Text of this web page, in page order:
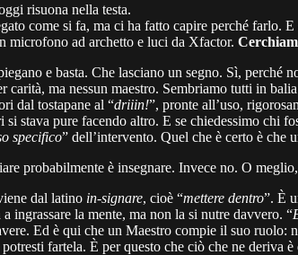
risuona nella testa.
come si fa, ma ci ha fatto capire perché farlo.
microfono ad archetto e luci da Xfactor.
e basta. Che lasciano un segno. Sì, perché
ma nessun maestro. Sembriamo tutti in
dal tostapane al “driiin!”, pronte all’uso,
stava pure facendo altro. E se chiedessimo chi
specifico” dell’intervento. Quel che è certo è che
probabilmente è insegnare. Invece no. O
dal latino in-signare, cioè “mettere dentro”. È
a ingrassare la mente, ma non la si nutre davvero. “
Ed è qui che un Maestro compie il suo
fartela. È per questo che ciò che ne deriva